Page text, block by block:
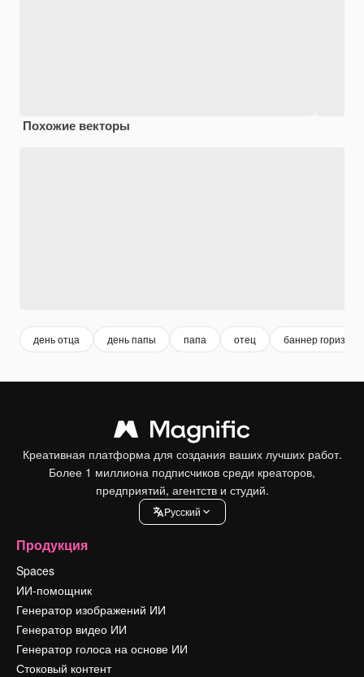
Похожие векторы
день отца день папы папа отец баннер
Креативная платформа для создания ваших лучших работ.
Более 1 миллиона подписчиков среди креаторов,
предприятий, агентств и студий.
Pусский
Продукция
Spaces
ИИ-помощник
Генератор изображений ИИ
Генератор видео ИИ
Генератор голоса на основе ИИ
Стоковый контент